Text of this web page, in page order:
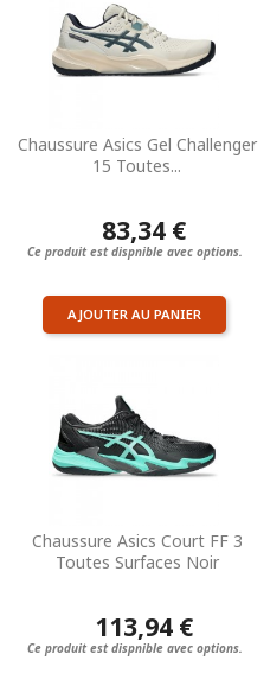
Chaussure Asics Gel Challenger
15 Toutes...
83,34 €
Ce produit est dispnible avec options.
AJOUTER AU PANIER
Chaussure Asics Court FF 3
Toutes Surfaces Noir
113,94 €
Ce produit est dispnible avec options.